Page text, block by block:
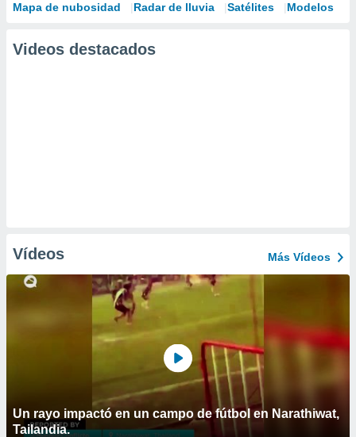
Mapa de nubosidad Radar de lluvia Satélites Modelos
Videos destacados
Vídeos Más Vídeos
Un rayo impactó en un campo de fútbol en Narathiwat,
Tailandia.